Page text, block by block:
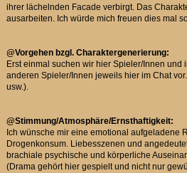
ihrer lächelnden Facade verbirgt. Das
ausarbeiten. Ich würde mich freuen dies mal
@Vorgehen bzgl. Charaktergenerierung:
Erst einmal suchen wir hier Spieler/Innen
anderen Spieler/Innen jeweils hier im Chat
usw.).
@Stimmung/Atmosphäre/Ernsthaftigkeit:
Ich wünsche mir eine emotional aufgeladene
Drogenkonsum. Liebesszenen und
brachiale psychische und körperliche
(Drama gehört hier gespielt und nicht nur